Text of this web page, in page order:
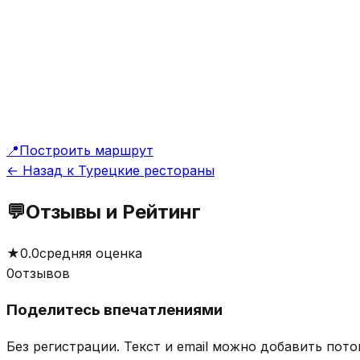
📍Построить маршрут
← Назад к Турецкие рестораны
💬Отзывы и Рейтинг
★0.0средняя оценка
0отзывов
Поделитесь впечатлениями
Без регистрации. Текст и email можно добавить